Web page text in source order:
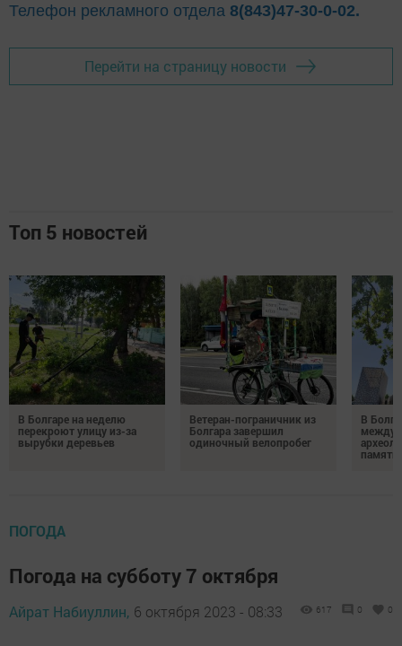
Телефон рекламного отдела 8(843)47-30-0-02.
Перейти на страницу новости
Топ 5 новостей
В Болгаре на неделю
перекроют улицу из-за
вырубки деревьев
Ветеран-пограничник из
Болгара завершил
одиночный велопробег
В
памяти
ПОГОДА
Погода на субботу 7 октября
Айрат Набиуллин, 6 октября 2023 - 08:33 617 0 0